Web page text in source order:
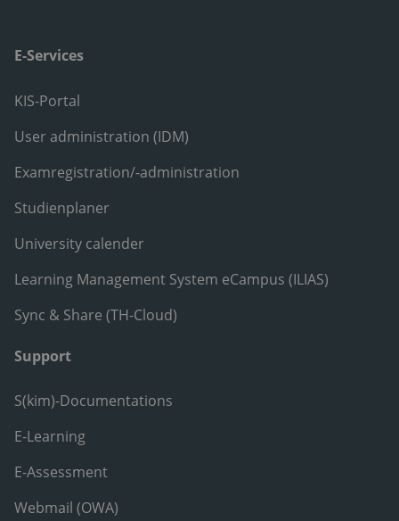
E-Services
KIS-Portal
User administration (IDM)
Examregistration/-administration
Studienplaner
University calender
Learning Management System eCampus (ILIAS)
Sync & Share (TH-Cloud)
Support
S(kim)-Documentations
E-Learning
E-Assessment
Webmail (OWA)